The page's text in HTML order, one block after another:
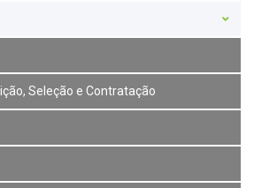
Seleção e Contratação